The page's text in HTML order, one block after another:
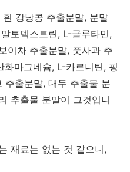
강낭콩 추출분말, 분말
토덱스트린, L-글루타민,
이차 추출분말, 풋사과 추
마그네슘, L-카르니틴, 핑
추출분말, 대두 추출물 분
추출물 분말이 그것입니
재료는 없는 것 같으니,